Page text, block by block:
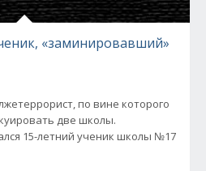
«заминировавший»
по вине которого
две школы.
15-летний ученик школы №17